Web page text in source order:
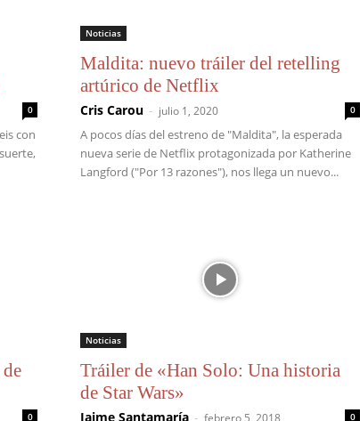
0
con
Noticias
Maldita: nuevo tráiler del retelling
artúrico de Netflix
Cris Carou - julio 1, 2020 0
A pocos días del estreno de "Maldita", la esperada
nueva serie de Netflix protagonizada por Katherine
Langford ("Por 13 razones"), nos llega un nuevo...
0
Noticias
Tráiler de «Han Solo: Una historia
de Star Wars»
Jaime Santamaría - febrero 5, 2018 0